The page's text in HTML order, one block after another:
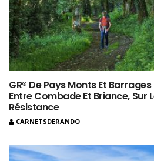
GR® De Pays Monts Et
Entre Combade Et Briance, Sur
Résistance
CARNETSDERANDO